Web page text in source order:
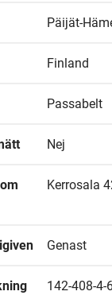
Päijät-
Finland
Passabelt
Nej
Kerrosala
Genast
142-408-4-